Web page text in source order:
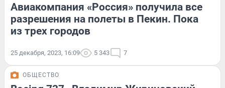
Авиакомпания «Россия» получила все
разрешения на полеты в Пекин. Пока
из трех городов
25 декабря, 2023, 16:09 5 343 7
ОБЩЕСТВО